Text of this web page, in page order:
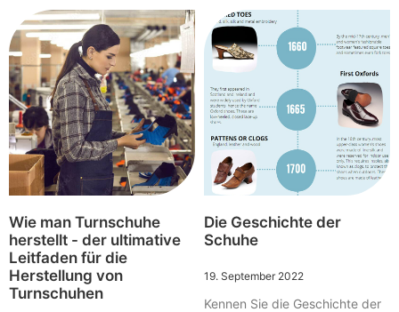
Wie man Turnschuhe
herstellt - der ultimative
Leitfaden für die
Herstellung von
Turnschuhen
Die Geschichte der
Schuhe
19. September 2022
Kennen Sie die Geschichte der